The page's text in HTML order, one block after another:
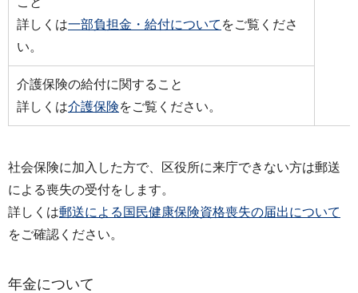
詳しくは一部負担金・給付について をご覧くださ
い。
介護保険の給付に関すること
詳しくは介護保険をご覧ください。
社会保険に加入した方で、区役所に来庁できない方は郵送
による喪失の受付をします。
詳しくは郵送による国民健康保険資格喪失の届出について
をご確認ください。
年金について